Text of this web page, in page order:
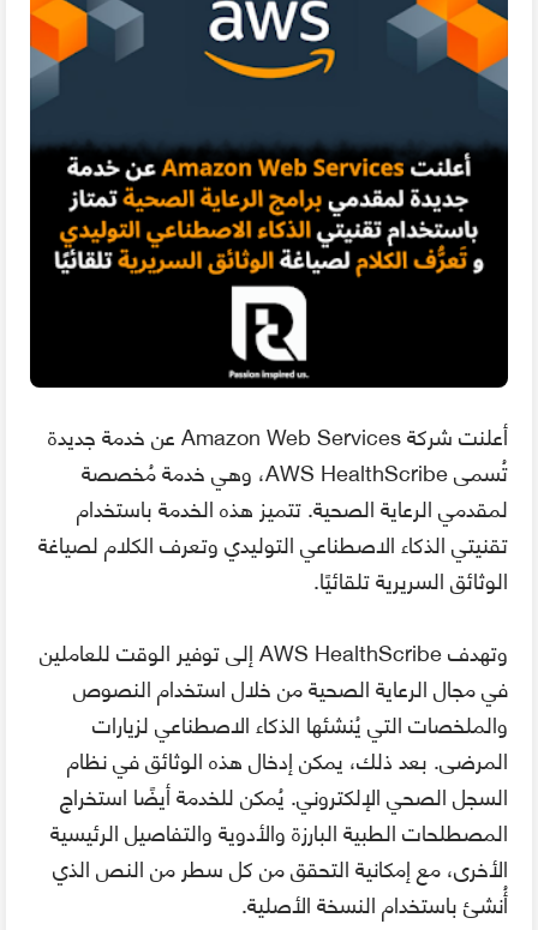
أعلنت شركة Amazon Web Services عن خدمة جديدة
تُسمى AWS HealthScribe، وهي خدمة مُخصصة
لمقدمي الرعاية الصحية. تتميز هذه الخدمة باستخدام
تقنيتي الذكاء الاصطناعي التوليدي وتعرف الكلام لصياغة
الوثائق السريرية تلقائيًا.
وتهدف AWS HealthScribe إلى توفير الوقت للعاملين
في مجال الرعاية الصحية من خلال استخدام النصوص
والملخصات التي يُنشئها الذكاء الاصطناعي لزيارات
المرضى. بعد ذلك، يمكن إدخال هذه الوثائق في نظام
السجل الصحي الإلكتروني. يُمكن للخدمة أيضًا استخراج
المصطلحات الطبية البارزة والأدوية والتفاصيل الرئيسية
الأخرى، مع إمكانية التحقق من كل سطر من النص الذي
أُنشئ باستخدام النسخة الأصلية.